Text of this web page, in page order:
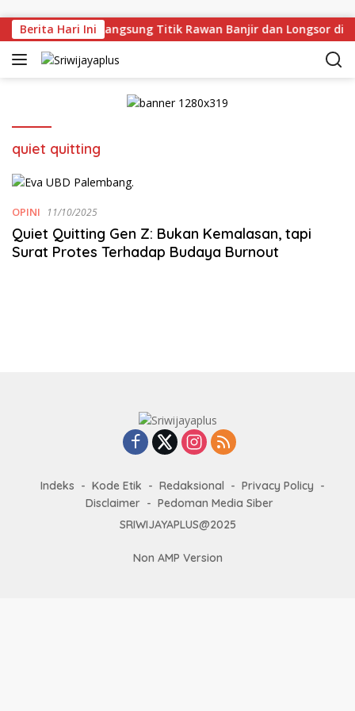
Berita Hari Ini
Deru Tinjau Langsung Titik Rawan Banjir dan Longsor di
quiet quitting
OPINI 11/10/2025
Quiet Quitting Gen Z: Bukan Kemalasan, tapi
Surat Protes Terhadap Budaya Burnout
Indeks Kode Etik Redaksional
Privacy Policy
Disclaimer
Pedoman Media Siber
SRIWIJAYAPLUS@2025
Non AMP Version